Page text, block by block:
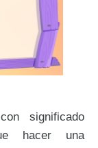
significado
hacer una